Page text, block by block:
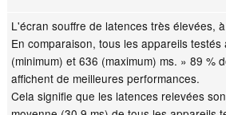
L'écran souffre de latences très élevées,
En comparaison, tous les appareils
(minimum) et 636 (maximum) ms. » 89 %
affichent de meilleures performances.
Cela signifie que les latences relevées